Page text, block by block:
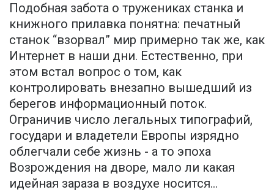
Подобная забота о тружениках станка и
книжного прилавка понятна: печатный
станок “взорвал” мир примерно так же, как
Интернет в наши дни. Естественно, при
этом встал вопрос о том, как
контролировать внезапно вышедший из
берегов информационный поток.
Ограничив число легальных типографий,
государи и владетели Европы изрядно
облегчали себе жизнь - а то эпоха
Возрождения на дворе, мало ли какая
идейная зараза в воздухе носится...